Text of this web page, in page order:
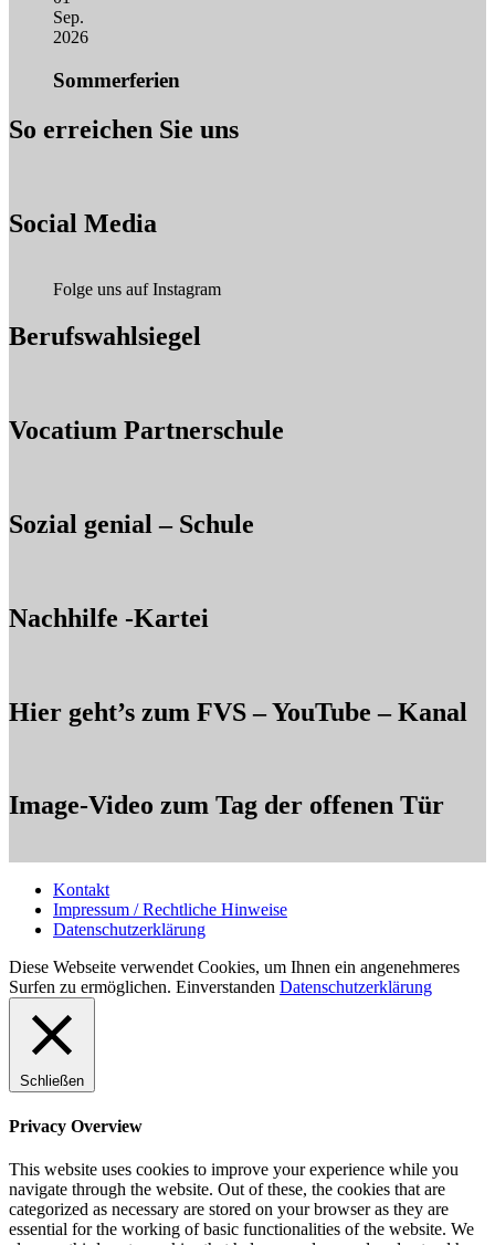
Sep.
2026
Sommerferien
So erreichen Sie uns
Social Media
Folge uns auf Instagram
Berufswahlsiegel
Vocatium Partnerschule
Sozial genial – Schule
Nachhilfe -Kartei
Hier geht’s zum FVS – YouTube – Kanal
Image-Video zum Tag der offenen Tür
Kontakt
Impressum / Rechtliche Hinweise
Datenschutzerklärung
Diese Webseite verwendet Cookies, um Ihnen ein angenehmeres
Surfen zu ermöglichen. Einverstanden Datenschutzerklärung
Schließen
Privacy Overview
This website uses cookies to improve your experience while you
navigate through the website. Out of these, the cookies that are
categorized as necessary are stored on your browser as they are
essential for the working of basic functionalities of the website. We